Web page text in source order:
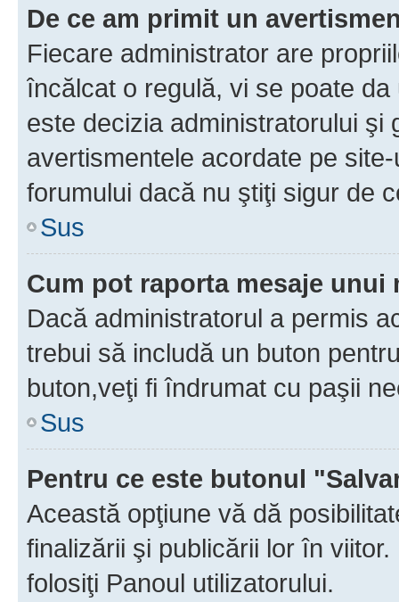
De ce am primit un
Fiecare administrator are
încălcat o regulă, vi se poate
este decizia administratorului şi
avertismentele acordate pe
forumului dacă nu ştiţi sigur de
Sus
Cum pot raporta mesaje unui
Dacă administratorul a permis
trebui să includă un buton
buton,veţi fi îndrumat cu paşii
Sus
Pentru ce este butonul
Această opţiune vă dă
finalizării şi publicării lor în
folosiţi Panoul utilizatorului.